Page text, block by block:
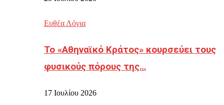
Ευθέα Λόγια
Το «Αθηναϊκό Κράτος» κουρσεύει τους
φυσικούς πόρους της…
17 Ιουλίου 2026